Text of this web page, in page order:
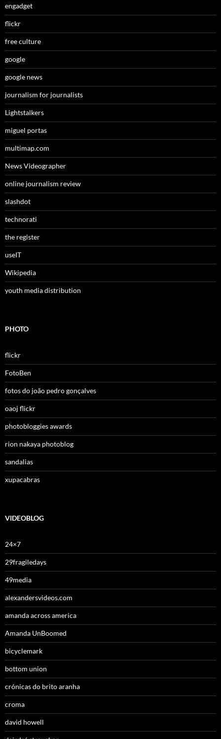
engadget
flickr
free culture
google
google news
journalism for journalists
Lightstalkers
miguel portas
multimap.com
News Videographer
online journalism review
slashdot
technorati
the register
useIT
Wikipedia
youth media distribution
PHOTO
flickr
FotoBen
fotos do joão pedro gonçalves
oaoj flickr
photobloggies awards
rion nakaya photoblog
sandalias
xupacabras
VIDEOBLOG
24×7
29fragiledays
49media
alexandersvideos.com
amanda across america
Amanda UnBoomed
bicyclemark
bottom union
crónicas do brito aranha
croma
david howell